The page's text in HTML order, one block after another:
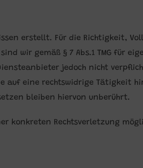
erstellt. Für die Richtigkeit,
wir gemäß § 7 Abs.1 TMG für
jedoch nicht
auf eine rechtswidrige Tätigkeit
bleiben hiervon unberührt.
konkreten Rechtsverletzung